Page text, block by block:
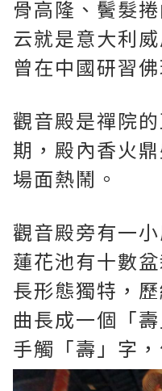
骨高隆、鬢髮
云就是意大利
曾在中國研習佛
觀音殿是禪院
期，殿內香火
場面熱鬧。
觀音殿旁有一
蓮花池有十數
長形態獨特，
曲長成一個「
手觸「壽」字